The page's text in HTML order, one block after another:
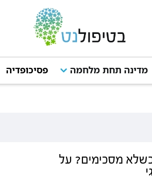
מדינה תחת מלחמה פסיכופדיה
מסכימים? על